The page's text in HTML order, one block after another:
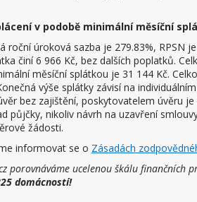
v podobě minimální měsíční
roční úroková sazba je 279.83%, RPSN
činí 6 966 Kč, bez dalších poplatků.
měsíční splátkou je 31 144 Kč.
výše splátky závisí na
bez zajištění, poskytovatelem úvěru je
půjčky, nikoliv návrh na uzavření
žádosti.
informovat se o Zásadách
porovnáváme ucelenou škálu finančních
domácností!